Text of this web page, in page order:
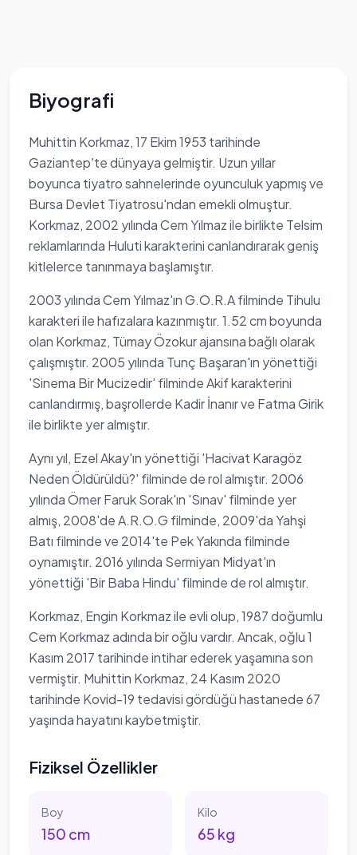
Biyografi
Muhittin Korkmaz, 17 Ekim 1953 tarihinde
Gaziantep'te dünyaya gelmiştir. Uzun yıllar
boyunca tiyatro sahnelerinde oyunculuk yapmış ve
Bursa Devlet Tiyatrosu'ndan emekli olmuştur.
Korkmaz, 2002 yılında Cem Yılmaz ile birlikte Telsim
reklamlarında Huluti karakterini canlandırarak geniş
kitlelerce tanınmaya başlamıştır.
2003 yılında Cem Yılmaz'ın G.O.R.A filminde Tihulu
karakteri ile hafızalara kazınmıştır. 1.52 cm boyunda
olan Korkmaz, Tümay Özokur ajansına bağlı olarak
çalışmıştır. 2005 yılında Tunç Başaran'ın yönettiği
'Sinema Bir Mucizedir' filminde Akif karakterini
canlandırmış, başrollerde Kadir İnanır ve Fatma Girik
ile birlikte yer almıştır.
Aynı yıl, Ezel Akay'ın yönettiği 'Hacivat Karagöz
Neden Öldürüldü?' filminde de rol almıştır. 2006
yılında Ömer Faruk Sorak'ın 'Sınav' filminde yer
almış, 2008'de A.R.O.G filminde, 2009'da Yahşi
Batı filminde ve 2014'te Pek Yakında filminde
oynamıştır. 2016 yılında Sermiyan Midyat'ın
yönettiği 'Bir Baba Hindu' filminde de rol almıştır.
Korkmaz, Engin Korkmaz ile evli olup, 1987 doğumlu
Cem Korkmaz adında bir oğlu vardır. Ancak, oğlu 1
Kasım 2017 tarihinde intihar ederek yaşamına son
vermiştir. Muhittin Korkmaz, 24 Kasım 2020
tarihinde Kovid-19 tedavisi gördüğü hastanede 67
yaşında hayatını kaybetmiştir.
Fiziksel Özellikler
Boy
150 cm
Kilo
65 kg